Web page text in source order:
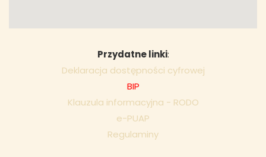
Przydatne linki:
Deklaracja dostępności cyfrowej
BIP
Klauzula informacyjna - RODO
e-PUAP
Regulaminy